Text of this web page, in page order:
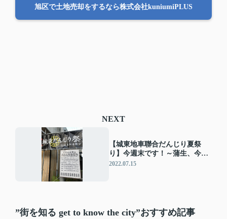
旭区で土地売却をするなら株式会社kuniumiPLUS
NEXT
【城東地車聯合だんじり夏祭
り】今週末です！～蒲生、今福
西之町、東之町、中之町、南之
2022.07.15
”街を知る get to know the city”おすすめ記事